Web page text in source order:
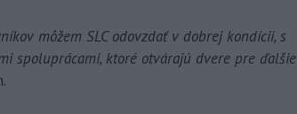
môžem SLC odovzdať v dobrej kondícii, s
spoluprácami, ktoré otvárajú dvere pre ďalšie